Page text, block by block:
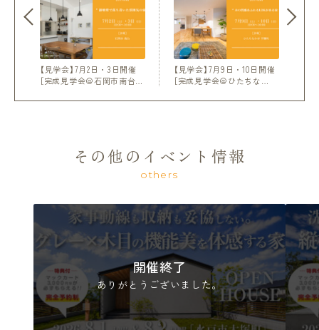
【見学会】7月2日・3日開催
［完成見学会＠石岡市南台…
【見学会】7月9日・10日開催
［完成見学会＠ひたちな…
その他のイベント情報
others
開催終了
ありがとうございました。